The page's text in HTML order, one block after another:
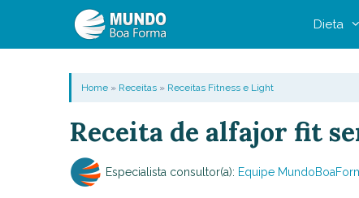
Dieta
Home» Receitas» Receitas Fitness e Light
Receita de alfajor fit
Especialista consultor(a): Equipe